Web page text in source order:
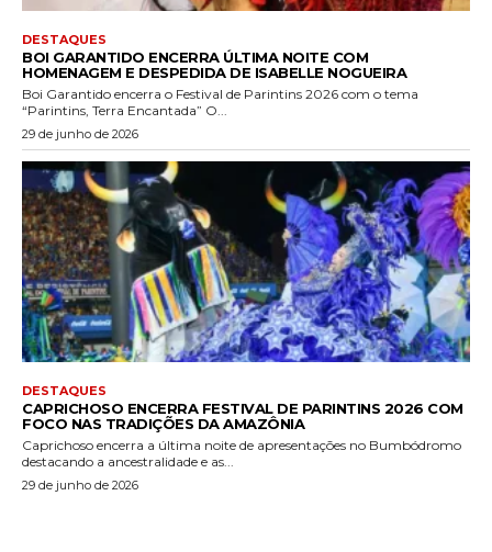
DESTAQUES
BOI GARANTIDO ENCERRA ÚLTIMA NOITE COM
HOMENAGEM E DESPEDIDA DE ISABELLE NOGUEIRA
Boi Garantido encerra o Festival de Parintins 2026 com o tema
“Parintins, Terra Encantada” O...
29 de junho de 2026
DESTAQUES
CAPRICHOSO ENCERRA FESTIVAL DE PARINTINS 2026 COM
FOCO NAS TRADIÇÕES DA AMAZÔNIA
Caprichoso encerra a última noite de apresentações no Bumbódromo
destacando a ancestralidade e as...
29 de junho de 2026